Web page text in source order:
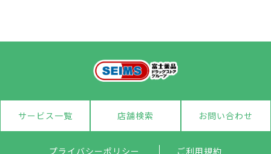
サービス一覧 店舗検索 お問い合わせ
プライバシーポリシー ご利用規約